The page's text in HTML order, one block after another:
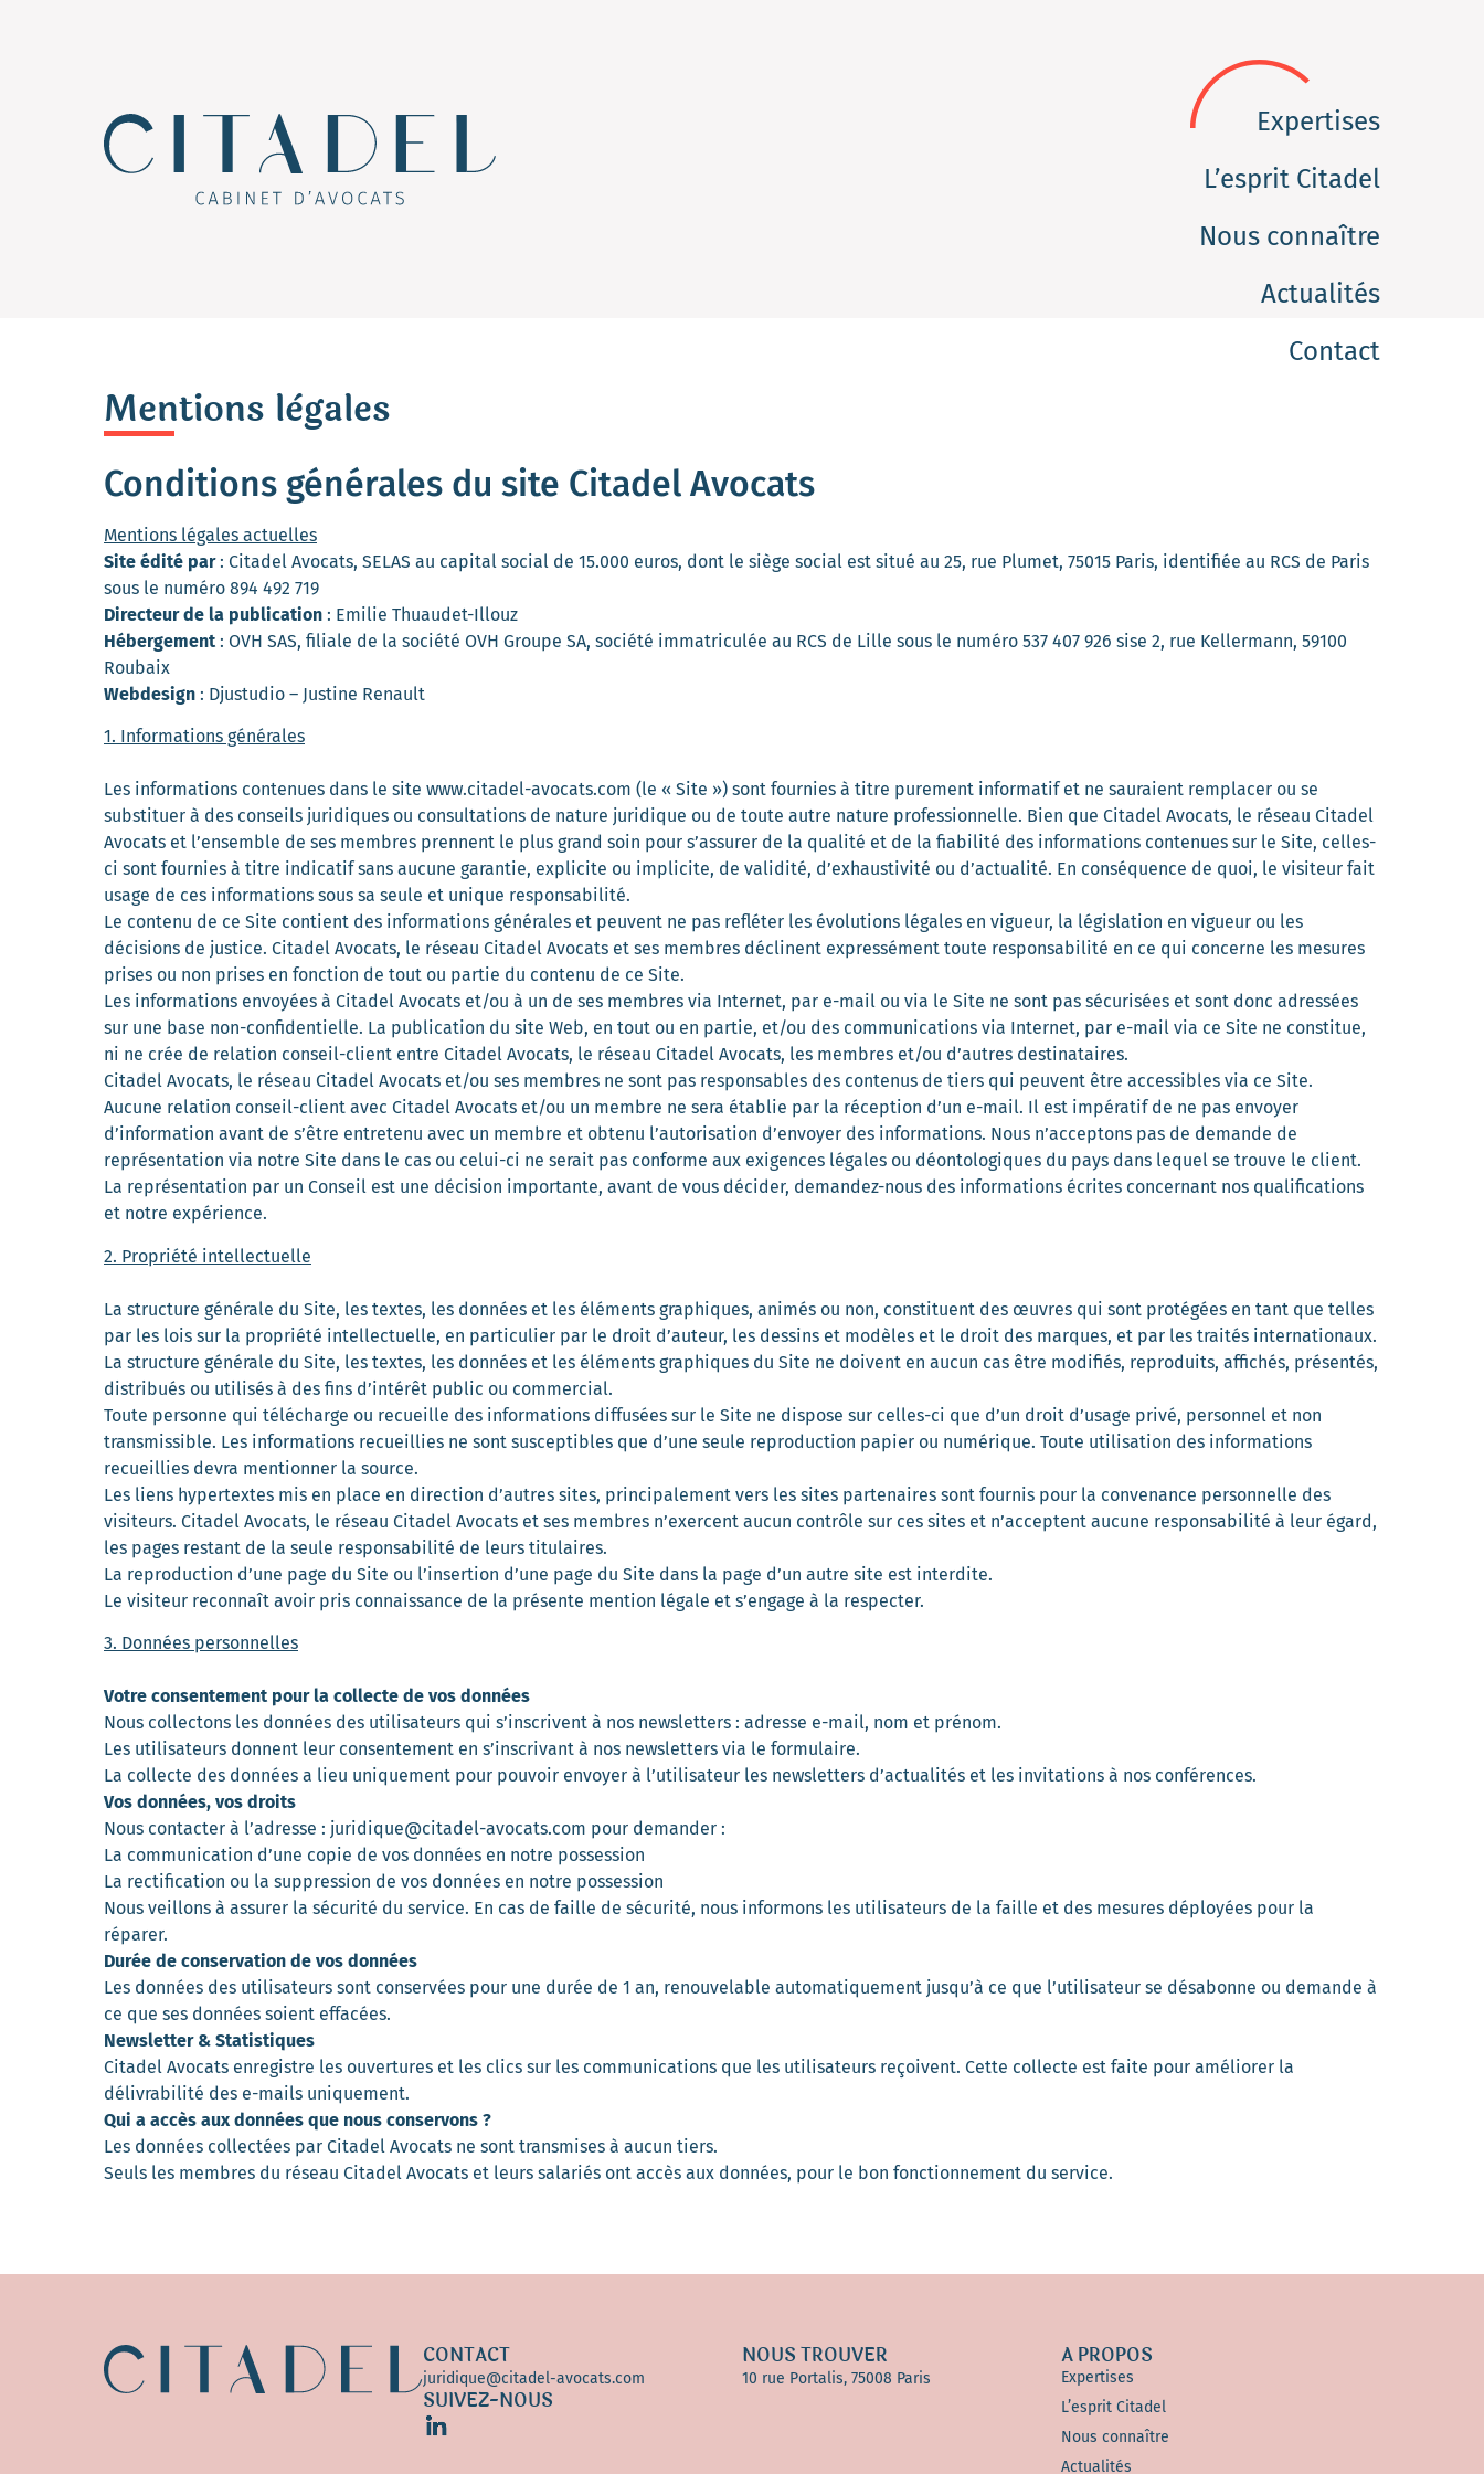
Expertises
L’esprit Citadel
Nous connaître
Actualités
Contact
Mentions lègales
Conditions générales du site Citadel Avocats
Mentions légales actuelles
Site édité par: Citadel Avocats, SELAS au capital social de 15.000 euros, dont le siège social est situé au 25, rue Plumet, 75015 Paris, identifiée au RCS de Paris
sous le numéro 894 492 719
Directeur de la publication : Emilie Thuaudet-Illouz
Hébergement : OVH SAS, filiale de la société OVH Groupe SA, société immatriculée au RCS de Lille sous le numéro 537 407 926 sise 2, rue Kellermann, 59100
Roubaix
Webdesign : Djustudio – Justine Renault
1. Informations générales
Les informations contenues dans le site www.citadel-avocats.com (le « Site ») sont fournies à titre purement informatif et ne sauraient remplacer ou se
substituer à des conseils juridiques ou consultations de nature juridique ou de toute autre nature professionnelle. Bien que Citadel Avocats, le réseau Citadel
Avocats et l’ensemble de ses membres prennent le plus grand soin pour s’assurer de la qualité et de la fiabilité des informations contenues sur le Site, celles-
ci sont fournies à titre indicatif sans aucune garantie, explicite ou implicite, de validité, d’exhaustivité ou d’actualité. En conséquence de quoi, le visiteur fait
usage de ces informations sous sa seule et unique responsabilité.
Le contenu de ce Site contient des informations générales et peuvent ne pas refléter les évolutions légales en vigueur, la législation en vigueur ou les
décisions de justice. Citadel Avocats, le réseau Citadel Avocats et ses membres déclinent expressément toute responsabilité en ce qui concerne les mesures
prises ou non prises en fonction de tout ou partie du contenu de ce Site.
Les informations envoyées à Citadel Avocats et/ou à un de ses membres via Internet, par e-mail ou via le Site ne sont pas sécurisées et sont donc adressées
sur une base non-confidentielle. La publication du site Web, en tout ou en partie, et/ou des communications via Internet, par e-mail via ce Site ne constitue,
ni ne crée de relation conseil-client entre Citadel Avocats, le réseau Citadel Avocats, les membres et/ou d’autres destinataires.
Citadel Avocats, le réseau Citadel Avocats et/ou ses membres ne sont pas responsables des contenus de tiers qui peuvent être accessibles via ce Site.
Aucune relation conseil-client avec Citadel Avocats et/ou un membre ne sera établie par la réception d’un e-mail. Il est impératif de ne pas envoyer
d’information avant de s’être entretenu avec un membre et obtenu l’autorisation d’envoyer des informations. Nous n’acceptons pas de demande de
représentation via notre Site dans le cas ou celui-ci ne serait pas conforme aux exigences légales ou déontologiques du pays dans lequel se trouve le client.
La représentation par un Conseil est une décision importante, avant de vous décider, demandez-nous des informations écrites concernant nos qualifications
et notre expérience.
2. Propriété intellectuelle
La structure générale du Site, les textes, les données et les éléments graphiques, animés ou non, constituent des œuvres qui sont protégées en tant que telles
par les lois sur la propriété intellectuelle, en particulier par le droit d’auteur, les dessins et modèles et le droit des marques, et par les traités internationaux.
La structure générale du Site, les textes, les données et les éléments graphiques du Site ne doivent en aucun cas être modifiés, reproduits, affichés, présentés,
distribués ou utilisés à des fins d’intérêt public ou commercial.
Toute personne qui télécharge ou recueille des informations diffusées sur le Site ne dispose sur celles-ci que d’un droit d’usage privé, personnel et non
transmissible. Les informations recueillies ne sont susceptibles que d’une seule reproduction papier ou numérique. Toute utilisation des informations
recueillies devra mentionner la source.
Les liens hypertextes mis en place en direction d’autres sites, principalement vers les sites partenaires sont fournis pour la convenance personnelle des
visiteurs. Citadel Avocats, le réseau Citadel Avocats et ses membres n’exercent aucun contrôle sur ces sites et n’acceptent aucune responsabilité à leur égard,
les pages restant de la seule responsabilité de leurs titulaires.
La reproduction d’une page du Site ou l’insertion d’une page du Site dans la page d’un autre site est interdite.
Le visiteur reconnaît avoir pris connaissance de la présente mention légale et s’engage à la respecter.
3. Données personnelles
Votre consentement pour la collecte de vos données
Nous collectons les données des utilisateurs qui s’inscrivent à nos newsletters : adresse e-mail, nom et prénom.
Les utilisateurs donnent leur consentement en s’inscrivant à nos newsletters via le formulaire.
La collecte des données a lieu uniquement pour pouvoir envoyer à l’utilisateur les newsletters d’actualités et les invitations à nos conférences.
Vos données, vos droits
Nous contacter à l’adresse : juridique@citadel-avocats.com pour demander :
La communication d’une copie de vos données en notre possession
La rectification ou la suppression de vos données en notre possession
Nous veillons à assurer la sécurité du service. En cas de faille de sécurité, nous informons les utilisateurs de la faille et des mesures déployées pour la
réparer.
Durée de conservation de vos données
Les données des utilisateurs sont conservées pour une durée de 1 an, renouvelable automatiquement jusqu’à ce que l’utilisateur se désabonne ou demande à
ce que ses données soient effacées.
Newsletter & Statistiques
Citadel Avocats enregistre les ouvertures et les clics sur les communications que les utilisateurs reçoivent. Cette collecte est faite pour améliorer la
délivrabilité des e-mails uniquement.
Qui a accès aux données que nous conservons ?
Les données collectées par Citadel Avocats ne sont transmises à aucun tiers.
Seuls les membres du réseau Citadel Avocats et leurs salariés ont accès aux données, pour le bon fonctionnement du service.
CONTACT
juridique@citadel-avocats.com
SUIVEZ-NOUS
NOUS TROUVER
10 rue Portalis, 75008 Paris
A PROPOS
Expertises
L’esprit Citadel
Nous connaître
Actualités